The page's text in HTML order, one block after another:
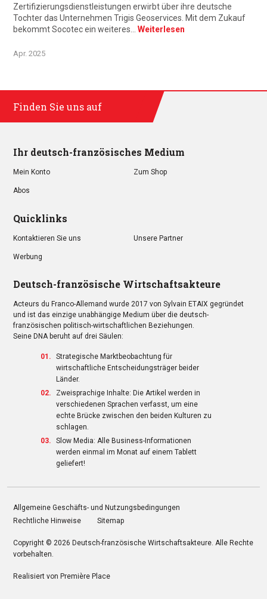
Zertifizierungsdienstleistungen erwirbt über ihre deutsche
Tochter das Unternehmen Trigis Geoservices. Mit dem Zukauf
bekommt Socotec ein weiteres… Weiterlesen
Apr. 2025
Finden Sie uns auf
Ihr deutsch-französisches Medium
Mein Konto Zum Shop
Abos
Quicklinks
Kontaktieren Sie uns Unsere Partner
Werbung
Deutsch-französische Wirtschaftsakteure
Acteurs du Franco-Allemand wurde 2017 von Sylvain ETAIX gegründet
und ist das einzige unabhängige Medium über die deutsch-
französischen politisch-wirtschaftlichen Beziehungen.
Seine DNA beruht auf drei Säulen:
Strategische Marktbeobachtung für
wirtschaftliche Entscheidungsträger beider
Länder.
Zweisprachige Inhalte: Die Artikel werden in
verschiedenen Sprachen verfasst, um eine
echte Brücke zwischen den beiden Kulturen zu
schlagen.
Slow Media: Alle Business-Informationen
werden einmal im Monat auf einem Tablett
geliefert!
Allgemeine Geschäfts- und Nutzungsbedingungen
Rechtliche Hinweise
Sitemap
Copyright © 2026 Deutsch-französische Wirtschaftsakteure. Alle Rechte
vorbehalten.
Realisiert von Première Place